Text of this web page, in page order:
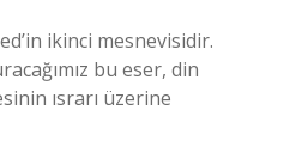
ikinci mesnevisidir.
bu eser, din
ısrarı üzerine